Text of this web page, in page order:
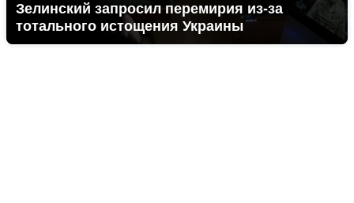
Зелинский запросил перемирия из-за
тотального истощения Украины